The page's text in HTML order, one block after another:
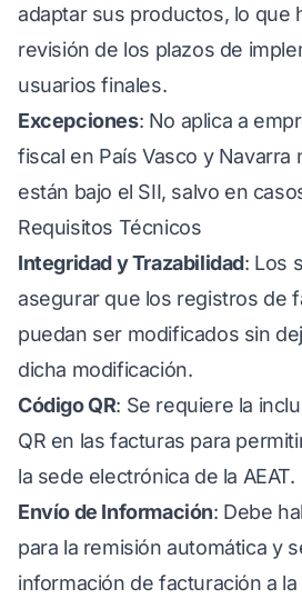
adaptar sus productos, lo que
revisión de los plazos de
usuarios finales.
Excepciones: No aplica a
fiscal en País Vasco y Navarra
están bajo el SII, salvo en
Requisitos Técnicos
Integridad y Trazabilidad: Los
asegurar que los registros de
puedan ser modificados sin
dicha modificación.
Código QR: Se requiere la
QR en las facturas para
la sede electrónica de la AEAT.
Envío de Información: Debe
para la remisión automática y
información de facturación a la